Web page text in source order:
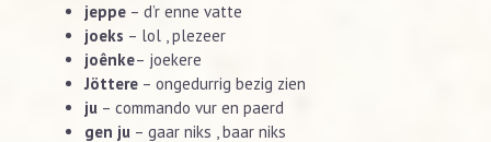
jeppe – d’r enne vatte
joeks – lol , plezeer
joênke– joekere
Jöttere – ongedurrig bezig zien
ju – commando vur en paerd
gen ju – gaar niks , baar niks